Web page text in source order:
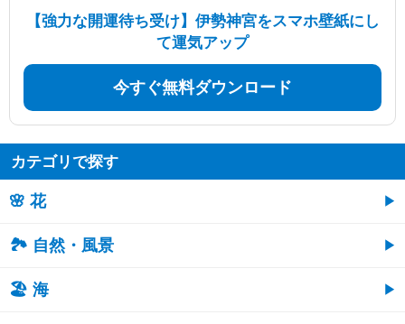
【強力な開運待ち受け】伊勢神宮をスマホ壁紙にし
て運気アップ
今すぐ無料ダウンロード
カテゴリで探す
🌸 花
🏞️ 自然・風景
🏖 海